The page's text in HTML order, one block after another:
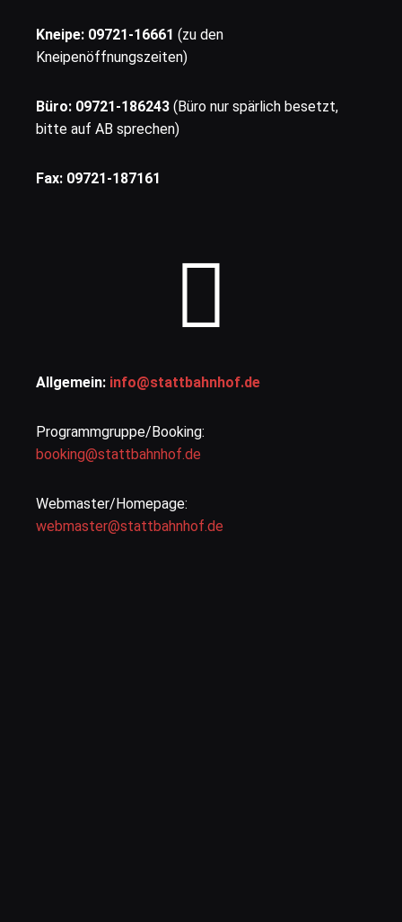
Kneipe: 09721-16661 (zu den
Kneipenöffnungszeiten)
Büro: 09721-186243 (Büro nur spärlich besetzt,
bitte auf AB sprechen)
Fax: 09721-187161
Allgemein: info@stattbahnhof.de
Programmgruppe/Booking:
booking@stattbahnhof.de
Webmaster/Homepage:
webmaster@stattbahnhof.de